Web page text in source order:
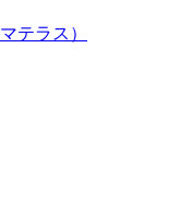
テラス）